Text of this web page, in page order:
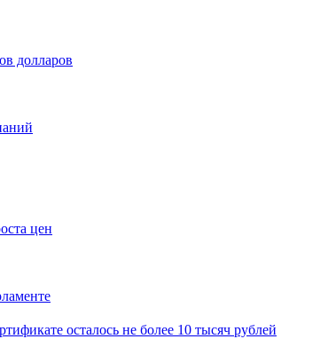
долларов
цен
осталось не более 10 тысяч рублей